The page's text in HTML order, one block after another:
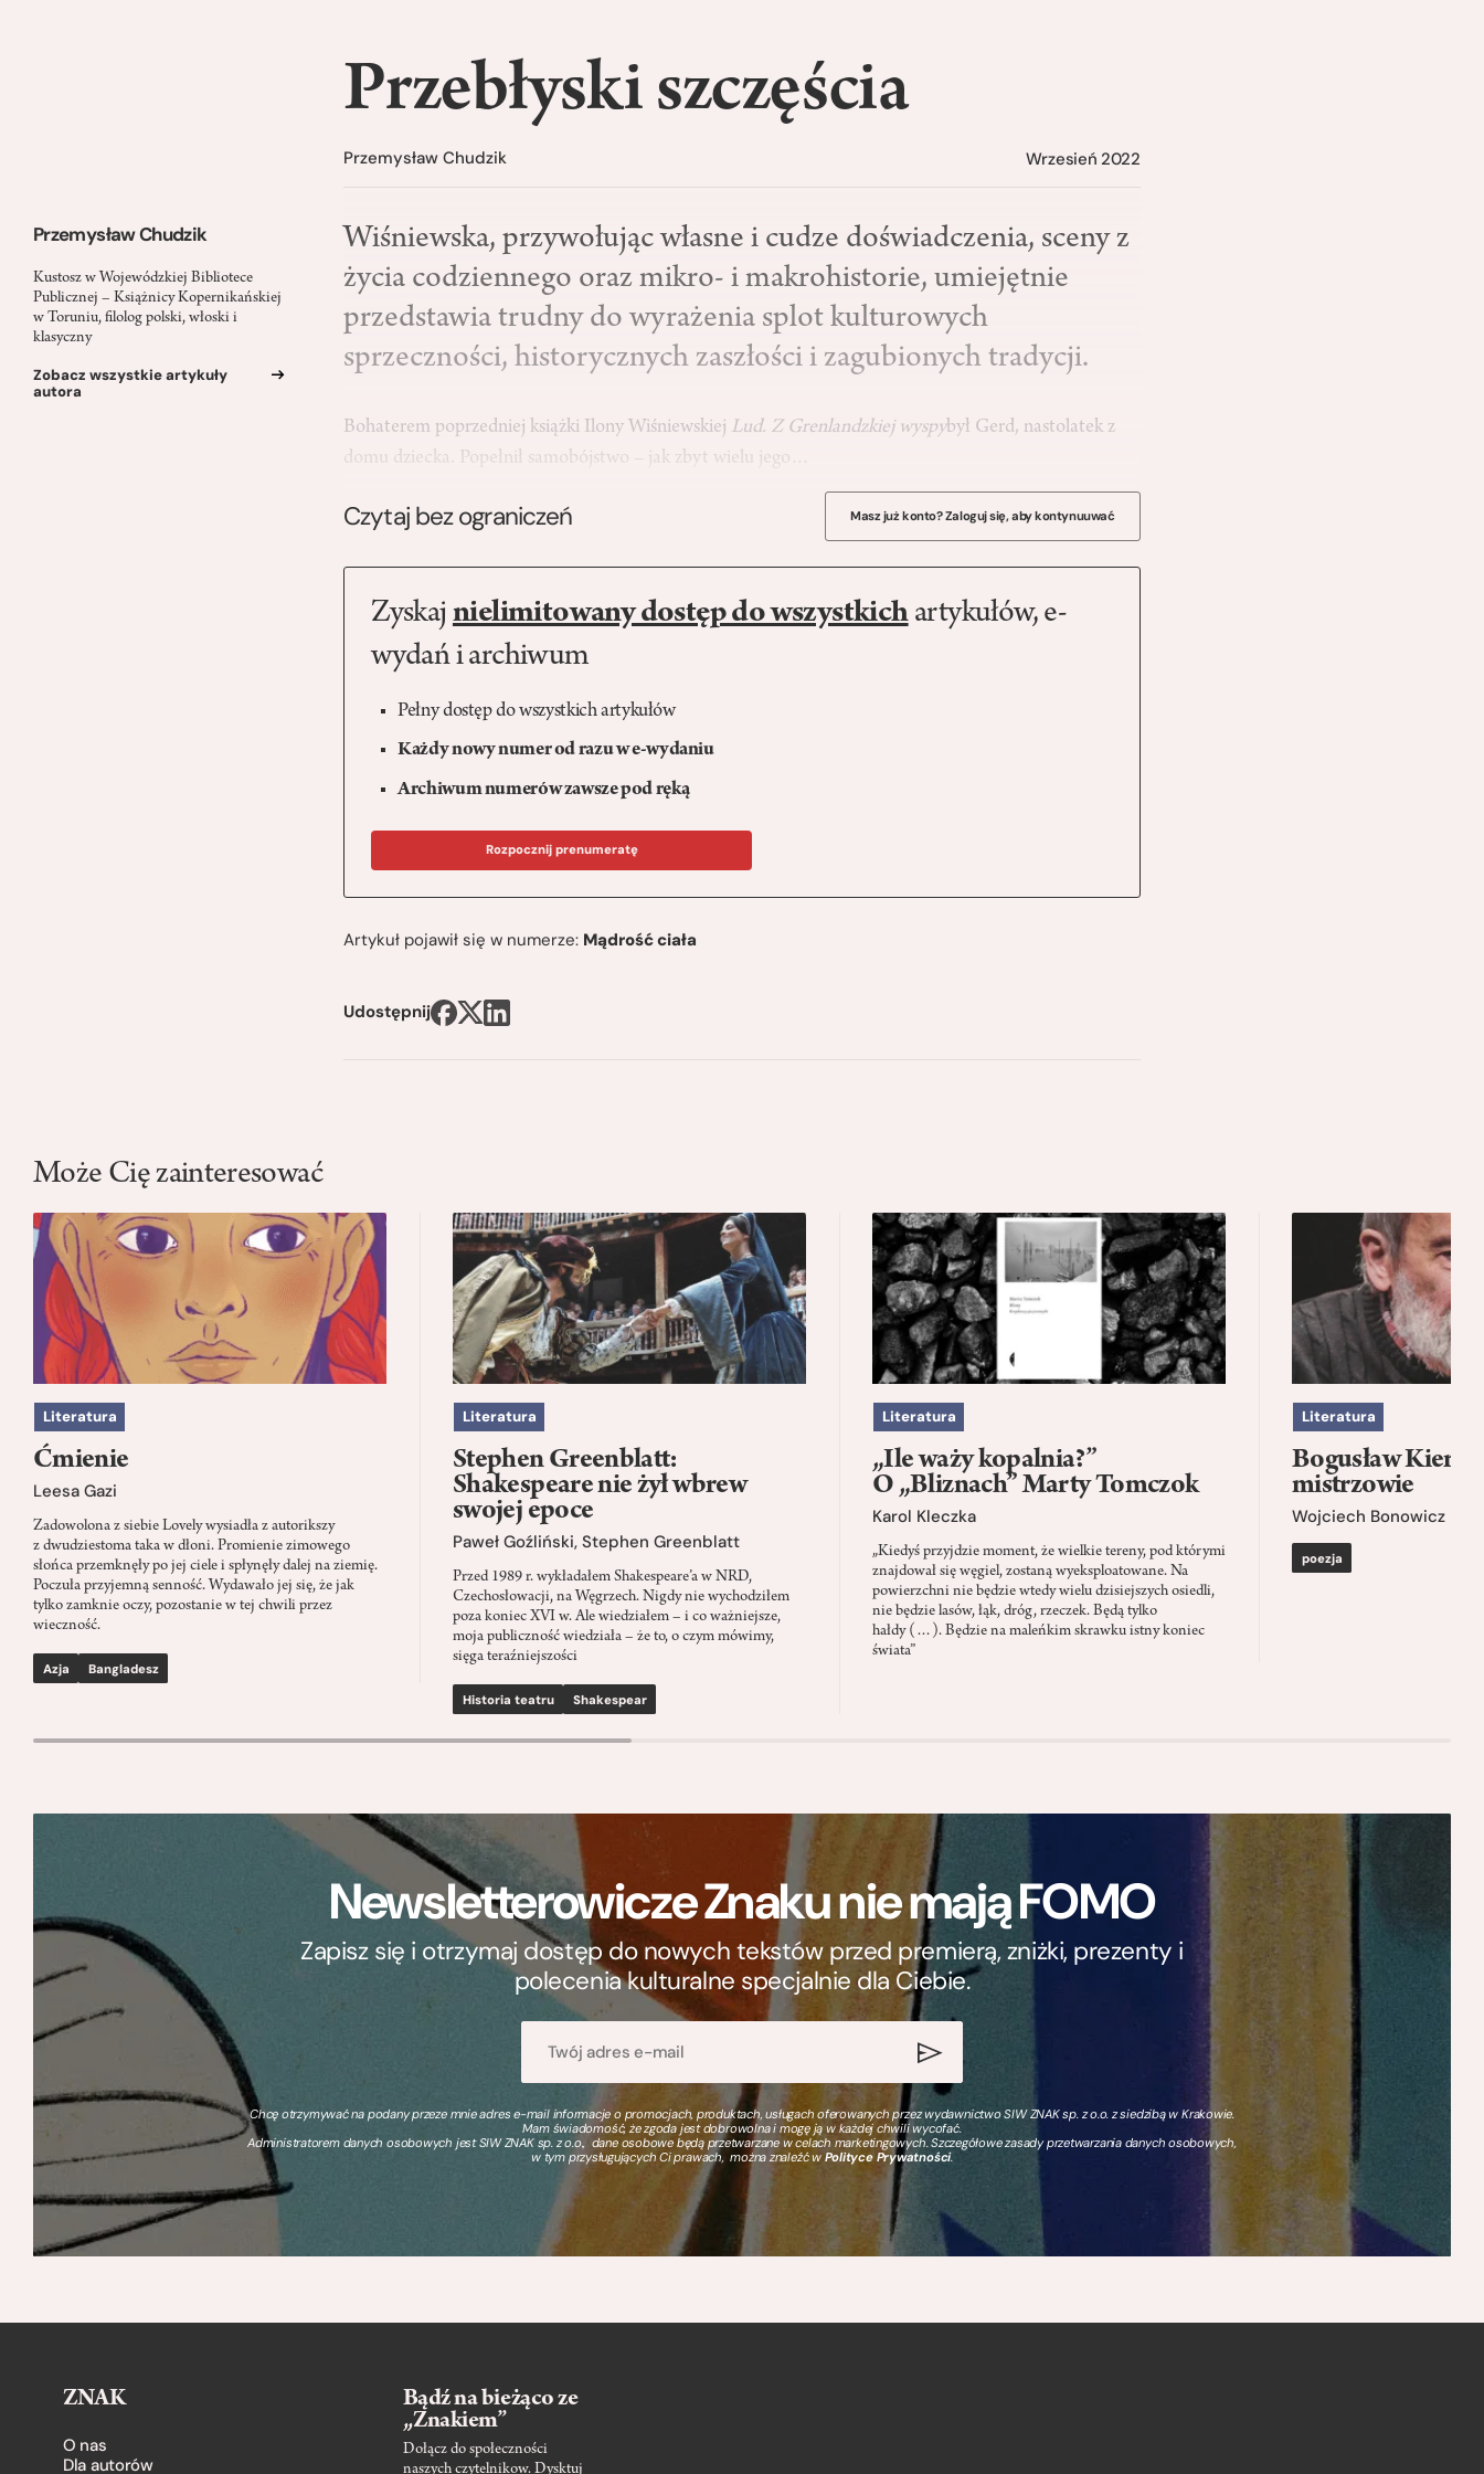
Przemysław Chudzik
Kustosz w Wojewódzkiej Bibliotece
Publicznej – Książnicy Kopernikańskiej
w Toruniu, filolog polski, włoski i
klasyczny
Zobacz wszystkie artykuły
autora
Przebłyski szczęścia
Przemysław Chudzik Wrzesień 2022
Wiśniewska, przywołując własne i cudze doświadczenia, sceny z
życia codziennego oraz mikro- i makrohistorie, umiejętnie
przedstawia trudny do wyrażenia splot kulturowych
sprzeczności, historycznych zaszłości i zagubionych tradycji.
Bohaterem poprzedniej książki Ilony Wiśniewskiej Lud. Z Grenlandzkiej wyspybył Gerd, nastolatek z
domu dziecka. Popełnił samobójstwo – jak zbyt wielu jego…
Czytaj bez ograniczeń Masz już konto? Zaloguj się, aby kontynuuwać
Zyskaj nielimitowany dostęp do wszystkichartykułów, e-
wydań i archiwum
Pełny dostęp do wszystkich artykułów
Każdy nowy numer od razu w e-wydaniu
Archiwum numerów zawsze pod ręką
Rozpocznij prenumeratę
Artykuł pojawił się w numerze: Mądrość ciała
Udostępnij
Może Cię zainteresować
Literatura
Ćmienie
Leesa Gazi
Zadowolona z siebie Lovely wysiadła z autorikszy
z dwudziestoma taka w dłoni. Promienie zimowego
słońca przemknęły po jej ciele i spłynęły dalej na ziemię.
Poczuła przyjemną senność. Wydawało jej się, że jak
tylko zamknie oczy, pozostanie w tej chwili przez
wieczność.
Azja Bangladesz
Literatura
Stephen Greenblatt:
Shakespeare nie żył wbrew
swojej epoce
Paweł Goźliński, Stephen Greenblatt
Przed 1989 r. wykładałem Shakespeare’a w NRD,
Czechosłowacji, na Węgrzech. Nigdy nie wychodziłem
poza koniec XVI w. Ale wiedziałem – i co ważniejsze,
moja publiczność wiedziała – że to, o czym mówimy,
sięga teraźniejszości
Historia teatru Shakespear
Literatura
„Ile waży kopalnia?”
O „Bliznach” Marty Tomczok
Karol Kleczka
„Kiedyś przyjdzie moment, że wielkie tereny, pod którymi
znajdował się węgiel, zostaną wyeksploatowane. Na
powierzchni nie będzie wtedy wielu dzisiejszych osiedli,
nie będzie lasów, łąk, dróg, rzeczek. Będą tylko
hałdy (…). Będzie na maleńkim skrawku istny koniec
świata”
Literatura
Bogusław Kierc
mistrzowie
Wojciech Bonowicz
poezja
Newsletterowicze Znaku nie mają FOMO
Zapisz się i otrzymaj dostęp do nowych tekstów przed premierą, zniżki, prezenty i
polecenia kulturalne specjalnie dla Ciebie.
Chcę otrzymywać na podany przeze mnie adres e-mail informacje o promocjach, produktach, usługach oferowanych przez wydawnictwo SIW ZNAK sp. z o.o. z siedzibą w Krakowie.
Mam świadomość, że zgoda jest dobrowolna i mogę ją w każdej chwili wycofać.
Administratorem danych osobowych jest SIW ZNAK sp. z o.o., dane osobowe będą przetwarzane w celach marketingowych. Szczegółowe zasady przetwarzania danych osobowych,
w tym przysługujących Ci prawach, można znaleźć wPolityce Prywatności.
ZNAK
O nas
Dla autorów
Bądź na bieżąco ze
„Znakiem”
Dołącz do społeczności
naszych czytelnikow. Dysktuj